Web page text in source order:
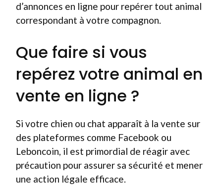
d’annonces en ligne pour repérer tout animal
correspondant à votre compagnon.
Que faire si vous
repérez votre animal en
vente en ligne ?
Si votre chien ou chat apparaît à la vente sur
des plateformes comme Facebook ou
Leboncoin, il est primordial de réagir avec
précaution pour assurer sa sécurité et mener
une action légale efficace.